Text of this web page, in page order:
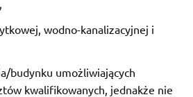
wodno-kanalizacyjnej i
budynku umożliwiających
kwalifikowanych, jednakże nie